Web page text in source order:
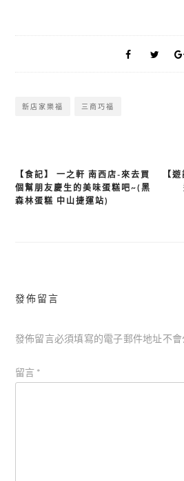
新店家樂福 三商巧福
文
章
【食記】 一之軒 南西店-來去買
個幫朋友慶生的美味蛋糕吧~(黑
森林蛋糕 中山捷運站)
【
發佈留言
發佈留言必須填寫的電子郵件地址不會
留言 *